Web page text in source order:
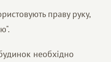
праву руку,
необхідно